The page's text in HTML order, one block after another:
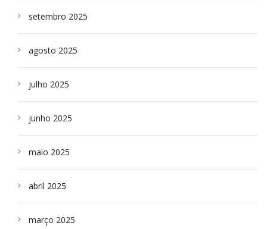
setembro 2025
agosto 2025
julho 2025
junho 2025
maio 2025
abril 2025
março 2025